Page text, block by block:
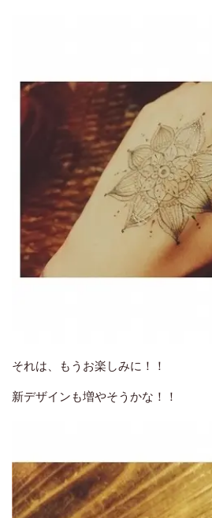
それは、もうお楽しみに！！
新デザインも増やそうかな！！